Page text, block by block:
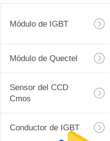
CCD
Módulo de IGBT
Módulo de Quectel
Sensor del CCD
Cmos
Conductor de IGBT